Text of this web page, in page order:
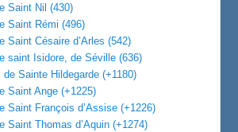
Saint Nil (430)
Saint Rémi (496)
Saint Césaire d’Arles (542)
saint Isidore, de Séville (636)
de Sainte Hildegarde (+1180)
Saint Ange (+1225)
Saint François d’Assise (+1226)
Saint Thomas d’Aquin (+1274)